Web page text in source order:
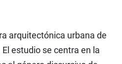
arquitectónica urbana de
estudio se centra en la